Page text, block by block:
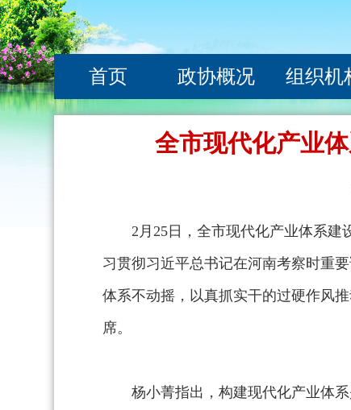
首页 政协概况 组织机
全市现代化产业
2月25日，全市现代化产业体系建
习贯彻习近平总书记在河南考察时重
体系不动摇，以真抓实干的过硬作风
席。
杨小菁指出，构建现代化产业体